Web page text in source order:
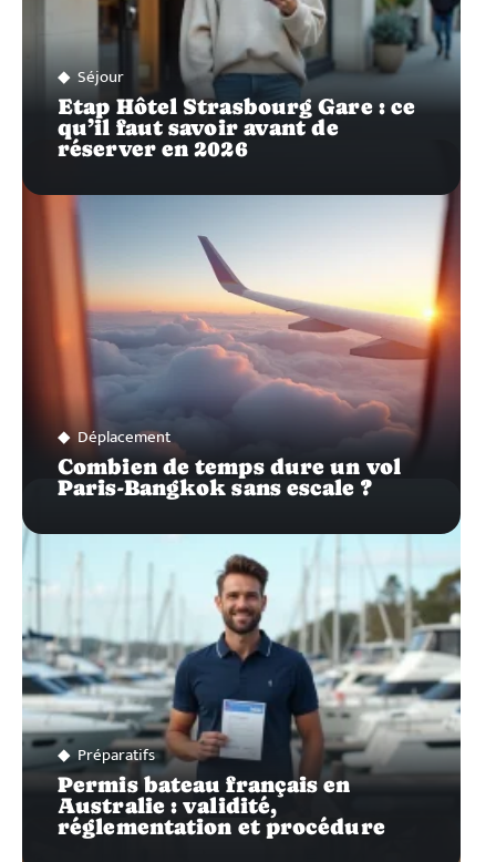
Séjour
Etap Hôtel Strasbourg Gare : ce
qu’il faut savoir avant de
réserver en 2026
Déplacement
Combien de temps dure un vol
Paris-Bangkok sans escale ?
Préparatifs
Permis bateau français en
Australie : validité,
réglementation et procédure